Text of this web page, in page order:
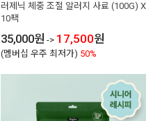
러제닉 체중 조절 알러지 사료 (100G) X
10팩
35,000원 -> 17,500원
(멤버십 우주 최저가) 50%